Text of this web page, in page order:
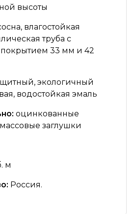
высоты
влагостойкая
труба с
33 мм и 42
экологичный
водостойкая эмаль
оцинкованные
заглушки
м
Россия.